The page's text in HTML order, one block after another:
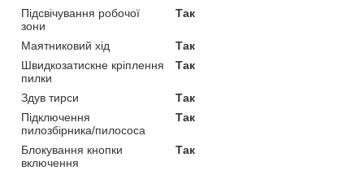
Підсвічування робочої
зони
Так
Маятниковий хід
Так
Швидкозатискне кріплення
пилки
Так
Здув тирси
Так
Підключення
пилозбірника/пилососа
Так
Блокування кнопки
включення
Так